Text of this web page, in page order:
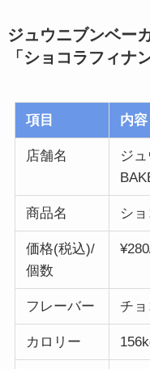
ジュウニブンベー
「ショコラフィナ
項目 内容
店舗名
ジ
商品名 シ
価格(税込)/
個数
フレーバー チョ
カロリー